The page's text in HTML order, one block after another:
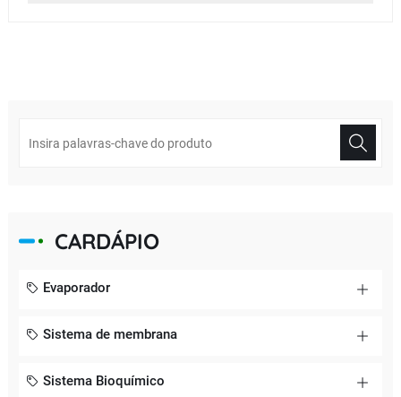
CARDÁPIO
Evaporador
Sistema de membrana
Sistema Bioquímico